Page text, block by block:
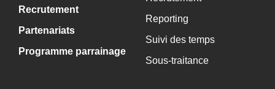
Recrutement
Partenariats
Programme parrainage
Reporting
Suivi des temps
Sous-traitance